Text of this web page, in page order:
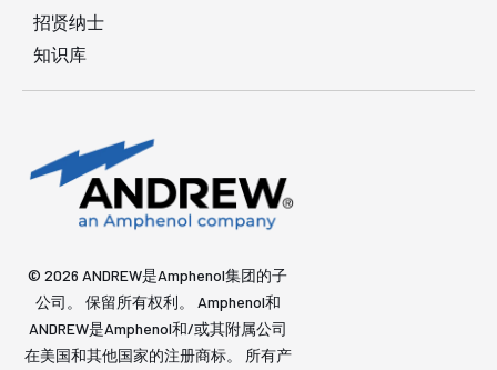
招贤纳士
知识库
© 2026 ANDREW是Amphenol集团的子
公司。 保留所有权利。 Amphenol和
ANDREW是Amphenol和/或其附属公司
在美国和其他国家的注册商标。 所有产